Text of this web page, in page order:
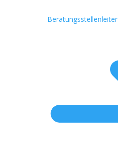
Beratungsstellenleiter